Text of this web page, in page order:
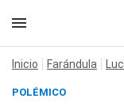
Inicio Farándula
POLÉMICO